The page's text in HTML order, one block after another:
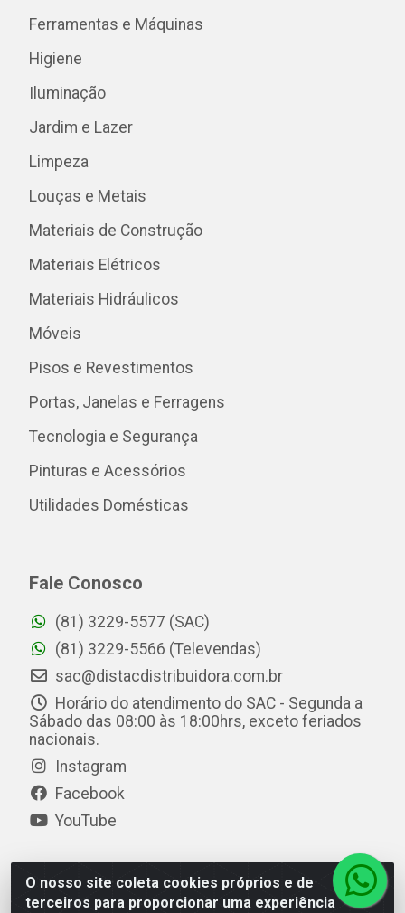
O nosso site coleta cookies próprios e de
terceiros para proporcionar uma experiência
Ferramentas e Máquinas
Higiene
Iluminação
Jardim e Lazer
Limpeza
Louças e Metais
Materiais de Construção
Materiais Elétricos
Materiais Hidráulicos
Móveis
Pisos e Revestimentos
Portas, Janelas e Ferragens
Tecnologia e Segurança
Pinturas e Acessórios
Utilidades Domésticas
Fale Conosco
(81) 3229-5577 (SAC)
(81) 3229-5566 (Televendas)
sac@distacdistribuidora.com.br
Horário do atendimento do SAC - Segunda a
Sábado das 08:00 às 18:00hrs, exceto feriados
nacionais.
Instagram
Facebook
YouTube
Distac Distribuidora - Av. Durval de Góes Monteiro, 7049